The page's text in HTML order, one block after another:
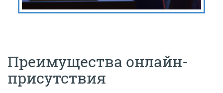
Преимущества онлайн-
присутствия